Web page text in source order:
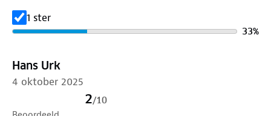
Kussendikte: 7 cm
Draagkracht: 135 kg
Gewicht: 4,9 kg
Afmetingen opgevouwen: 20x20x95 cm
Zithoogte: 49 cm
Antislip voetjes
Afneembare, wasbare zitting
1 ster
33%
Hans Urk
4 oktober 2025
2/10